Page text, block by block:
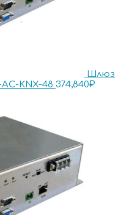
Шлюз
KNX-48 374,840₽